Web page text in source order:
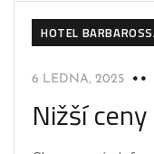
HOTEL
6 LEDNA, 2025
Nižší